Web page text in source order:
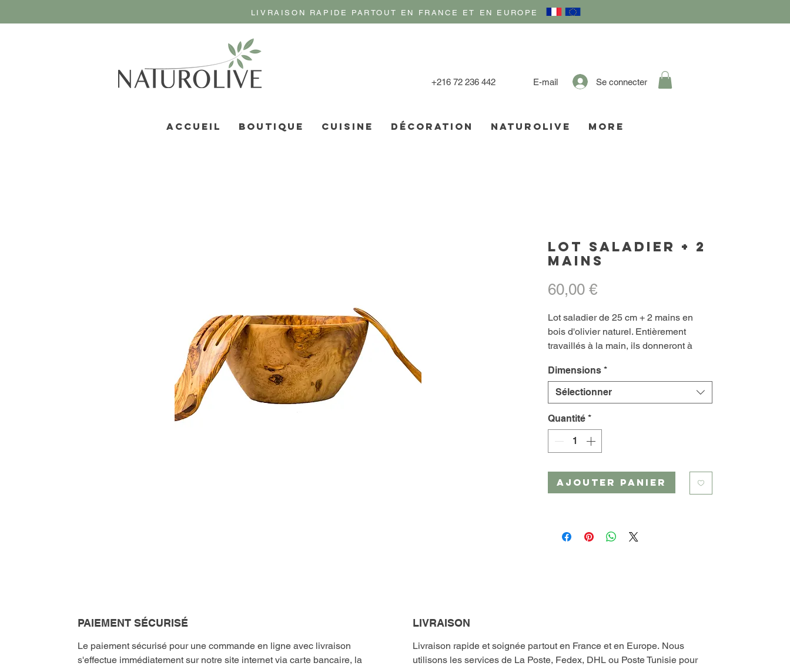
LIVRAISON RAPIDE PARTOUT EN FRANCE ET EN EUROPE
+216 72 236 442 E-mail Se connecter
ACCUEIL BOUTIQUE CUISINE DÉCORATION NATUROLIVE More
Lot saladier + 2
mains
60,00 €Prix
Lot saladier de 25 cm + 2 mains en
bois d'olivier naturel. Entièrement
travaillés à la main, ils donneront à
méditerranéenne authentique. Vous
pouvez les utiliser pour servir vos
salades. Le bois d'olivier ne se démode
pas et chaque pièce est unique par son
veinage, c'est aussi un objet de
décoration écologique pour votre table
Lot saladier + 2 mains
Nourri à la cire d'abeille
Fabrication artisanale
Dimensions *
Sélectionner
Quantité *
AJOUTER PANIER
PAIEMENT SÉCURISÉ
Le paiement sécurisé pour une commande en ligne avec livraison
s'effectue immédiatement sur notre site internet via carte bancaire, la
LIVRAISON
Livraison rapide et soignée partout en France et en Europe. Nous
utilisons les services de La Poste, Fedex, DHL ou Poste Tunisie pour